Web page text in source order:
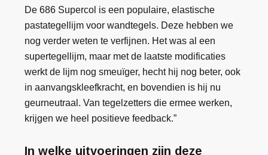
De 686 Supercol is een populaire, elastische
pastategellijm voor wandtegels. Deze hebben we
nog verder weten te verfijnen. Het was al een
supertegellijm, maar met de laatste modificaties
werkt de lijm nog smeuïger, hecht hij nog beter, ook
in aanvangskleefkracht, en bovendien is hij nu
geurneutraal. Van tegelzetters die ermee werken,
krijgen we heel positieve feedback.”
In welke uitvoeringen zijn deze